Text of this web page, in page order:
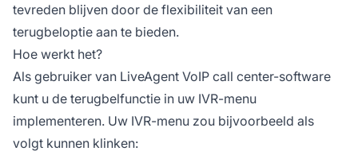
tevreden blijven door de flexibiliteit van een
terugbeloptie aan te bieden.
Hoe werkt het?
Als gebruiker van LiveAgent VoIP call center-software
kunt u de terugbelfunctie in uw IVR-menu
implementeren. Uw IVR-menu zou bijvoorbeeld als
volgt kunnen klinken: